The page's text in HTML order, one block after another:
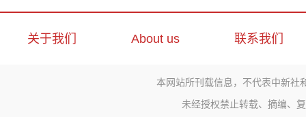
关于我们 About us 联系我们
本网站所刊载信息，不代表中新社
未经授权禁止转载、摘编、